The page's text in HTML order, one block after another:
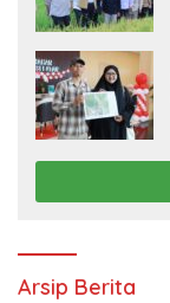
Arsip Berita